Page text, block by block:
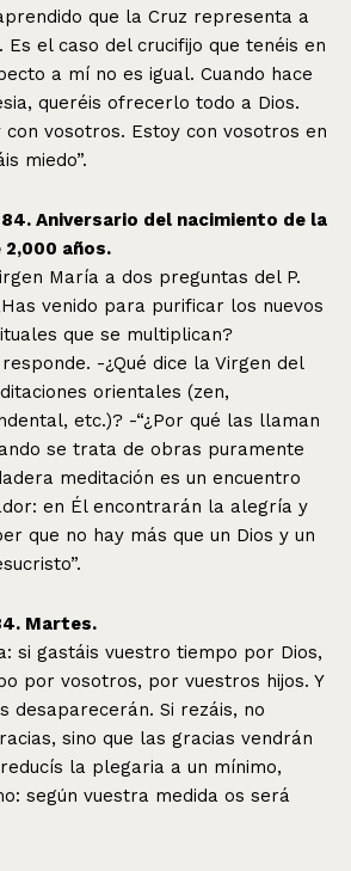
que la Cruz representa a
Es el caso del crucifijo que tenéis en
a mí no es igual. Cuando hace
queréis ofrecerlo todo a Dios.
con vosotros. Estoy con vosotros en
miedo”.
Aniversario del nacimiento de la
2,000 años.
María a dos preguntas del P.
venido para purificar los nuevos
que se multiplican?
-¿Qué dice la Virgen del
orientales (zen,
etc.)? -“¿Por qué las llaman
se trata de obras puramente
meditación es un encuentro
en Él encontrarán la alegría y
que no hay más que un Dios y un
Martes.
si gastáis vuestro tiempo por Dios,
por vosotros, por vuestros hijos. Y
desaparecerán. Si rezáis, no
sino que las gracias vendrán
la plegaria a un mínimo,
según vuestra medida os será